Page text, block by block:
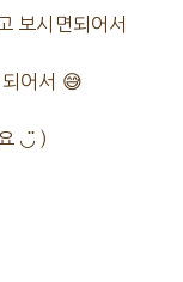
보시면되어서
어서 😅
◡̈ )